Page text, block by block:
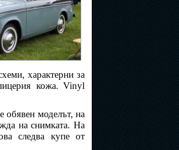
характерни за
кожа. Vinyl
обявен моделът, на
на снимката. На
следва купе от